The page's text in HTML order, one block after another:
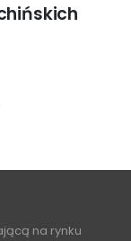
na rynku